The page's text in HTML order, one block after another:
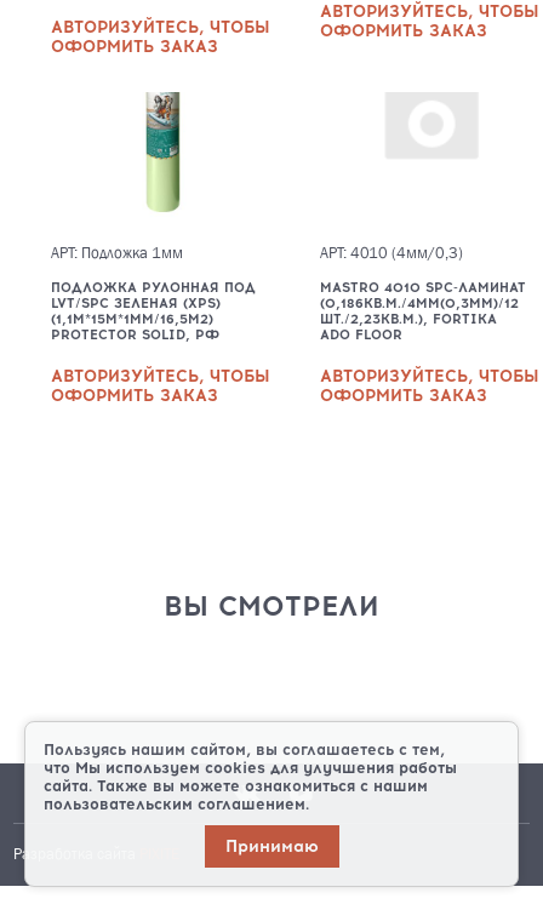
АВТОРИЗУЙТЕСЬ, ЧТОБЫ
ОФОРМИТЬ ЗАКАЗ
АВТОРИЗУЙТЕСЬ, ЧТОБЫ
ОФОРМИТЬ ЗАКАЗ
АРТ: Подложка 1мм
ПОДЛОЖКА РУЛОННАЯ ПОД
LVT/SPC ЗЕЛЕНАЯ (XPS)
(1,1М*15М*1ММ/16,5М2)
PROTECTOR SOLID, РФ
АВТОРИЗУЙТЕСЬ, ЧТОБЫ
ОФОРМИТЬ ЗАКАЗ
АРТ: 4010 (4мм/0,3)
MASTRO 4010 SPC-ЛАМИНАТ
(0,186КВ.М./4ММ(0,3ММ)/12
ШТ./2,23КВ.М.), FORTIKA
ADO FLOOR
АВТОРИЗУЙТЕСЬ, ЧТОБЫ
ОФОРМИТЬ ЗАКАЗ
ВЫ СМОТРЕЛИ
Разработка сайта
Пользуясь нашим сайтом, вы соглашаетесь с тем,
что Мы используем cookies для улучшения работы
сайта. Также вы можете ознакомиться с нашим
пользовательским соглашением.
Принимаю